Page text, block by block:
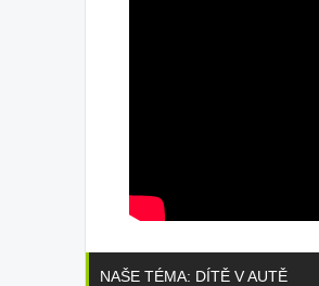
NAŠE TÉMA: DÍTĚ V AUTĚ